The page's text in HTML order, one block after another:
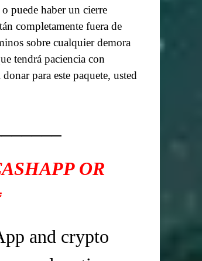
puede haber un cierre
completamente fuera de
sobre cualquier demora
tendrá paciencia con
para este paquete, usted
OR
and crypto